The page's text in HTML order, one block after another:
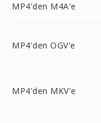
MP4'den M4A'e
MP4'den OGV'e
MP4'den MKV'e